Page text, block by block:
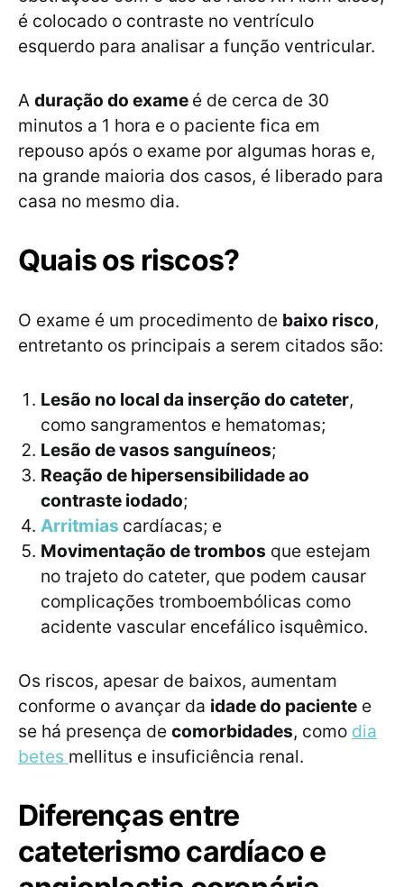
é colocado o contraste no ventrículo
esquerdo para analisar a função ventricular.
A duração do exame é de cerca de 30
minutos a 1 hora e o paciente fica em
repouso após o exame por algumas horas e,
na grande maioria dos casos, é liberado para
casa no mesmo dia.
Quais os riscos?
O exame é um procedimento de baixo risco,
entretanto os principais a serem citados são:
Lesão no local da inserção do cateter,
como sangramentos e hematomas;
Lesão de vasos sanguíneos;
Reação de hipersensibilidade ao
contraste iodado;
Arritmias cardíacas; e
Movimentação de trombos que estejam
no trajeto do cateter, que podem causar
complicações tromboembólicas como
acidente vascular encefálico isquêmico.
Os riscos, apesar de baixos, aumentam
conforme o avançar da idade do paciente e
se há presença de comorbidades, como dia
betes mellitus e insuficiência renal.
Diferenças entre
cateterismo cardíaco e